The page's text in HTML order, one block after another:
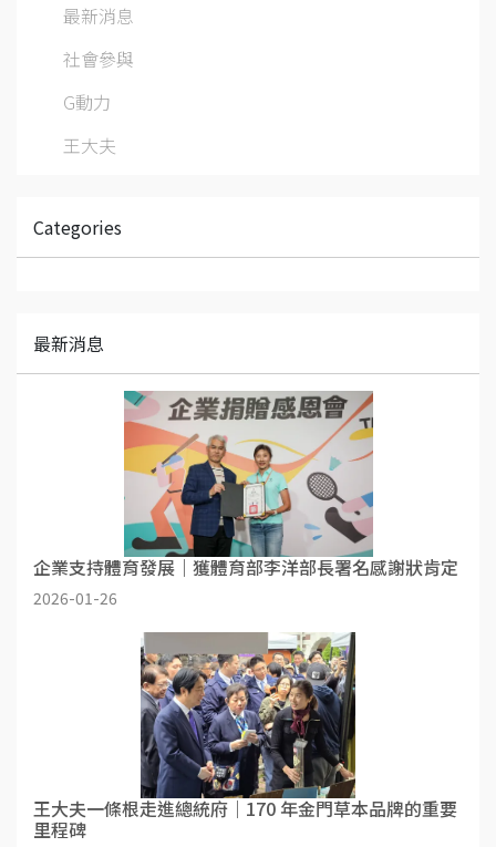
最新消息
社會參與
G動力
王大夫
Categories
最新消息
企業支持體育發展｜獲體育部李洋部長署名感謝狀肯定
2026-01-26
王大夫一條根走進總統府｜170 年金門草本品牌的重要
里程碑